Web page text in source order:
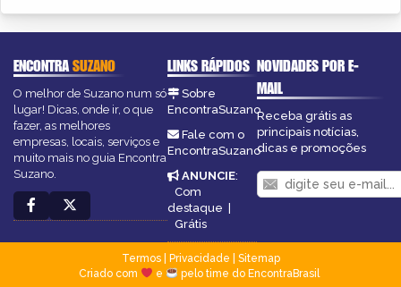
ENCONTRASUZANO
O melhor de Suzano num só
lugar! Dicas, onde ir, o que
fazer, as melhores
empresas, locais, serviços e
muito mais no guia Encontra
Suzano.
LINKS RÁPIDOS
Sobre
EncontraSuzano
Fale com o
EncontraSuzano
ANUNCIE:
Com
destaque
Grátis
NOVIDADES POR E-
MAIL
Receba grátis as
principais notícias,
dicas e promoções
Termos| Privacidade
Sitemap
Criado com
e pelo time do EncontraBrasil